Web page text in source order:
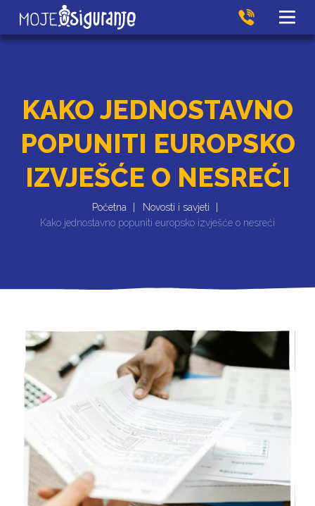
KAKO JEDNOSTAVNO
POPUNITI EUROPSKO
IZVJEŠĆE O NESREĆI
Početna
Novosti i savjeti
Kako jednostavno popuniti europsko izvješće o nesreći